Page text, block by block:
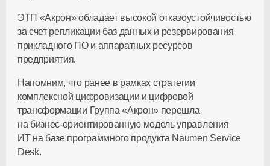
ЭТП «Акрон» обладает высокой отказоустойчивостью
за счет репликации баз данных и резервирования
прикладного ПО и аппаратных ресурсов
предприятия.
Напомним, что ранее в рамках стратегии
комплексной цифровизации и цифровой
трансформации Группа «Акрон» перешла
на бизнес-ориентированную модель управления
ИТ на базе программного продукта Naumen Service
Desk.